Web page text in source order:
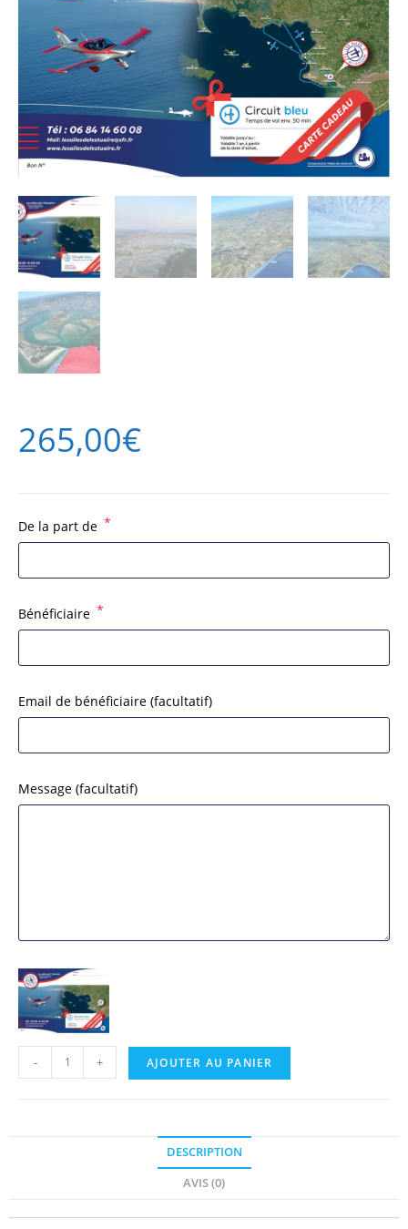
265,00€
De la part de *
Bénéficiaire *
Email de bénéficiaire (facultatif)
Message (facultatif)
- + AJOUTER AU PANIER
DESCRIPTION
AVIS (0)